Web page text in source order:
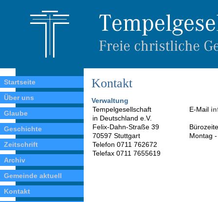
Startseite
Über uns
Glaube
Geschichte
Zeitschrift
Archiv
Gemeinde aktuell
Kontakt
Kontakt
Verwaltung
Tempelgesellschaft
E-Mail
in Deutschland e.V.
Felix-Dahn-Straße 39
70597 Stuttgart
Montag
Telefon 0711 762672
Telefax 0711 7655619